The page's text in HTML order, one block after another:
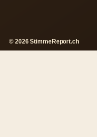
© 2026 StimmeReport.ch